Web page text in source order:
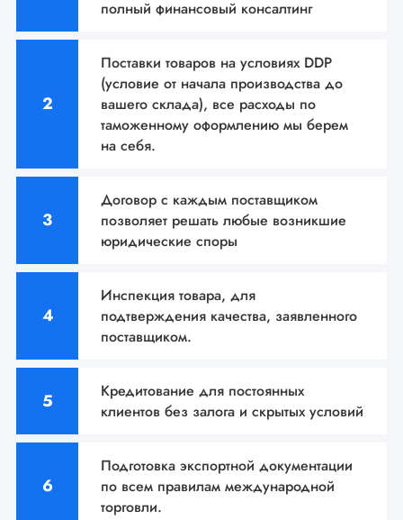
полный финансовый консалтинг
Поставки товаров на условиях DDP
(условие от начала производства до
вашего склада), все расходы по
таможенному оформлению мы берем
на себя.
Договор с каждым поставщиком
позволяет решать любые возникшие
юридические споры
Инспекция товара, для
подтверждения качества, заявленного
поставщиком.
Кредитование для постоянных
клиентов без залога и скрытых условий
Подготовка экспортной документации
по всем правилам международной
торговли.